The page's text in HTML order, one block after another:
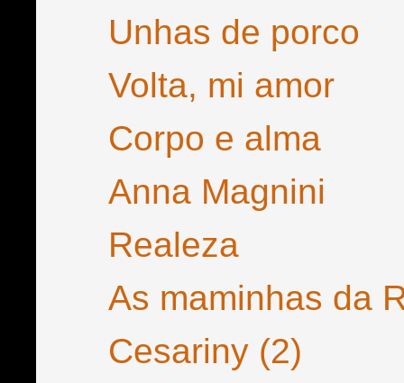
Unhas de porco
Volta, mi amor
Corpo e alma
Anna Magnini
Realeza
As maminhas da
Cesariny (2)